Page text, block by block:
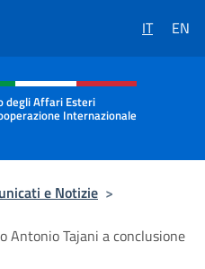
IT EN
e menù
degli Affari Esteri
Internazionale
e Notizie >
Antonio Tajani a conclusione